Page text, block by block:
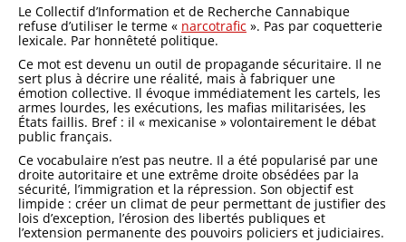
Le Collectif d’Information et de Recherche Cannabique
refuse d’utiliser le terme « narcotrafic ». Pas par coquetterie
lexicale. Par honnêteté politique.
Ce mot est devenu un outil de propagande sécuritaire. Il ne
sert plus à décrire une réalité, mais à fabriquer une
émotion collective. Il évoque immédiatement les cartels, les
armes lourdes, les exécutions, les mafias militarisées, les
États faillis. Bref : il « mexicanise » volontairement le débat
public français.
Ce vocabulaire n’est pas neutre. Il a été popularisé par une
droite autoritaire et une extrême droite obsédées par la
sécurité, l’immigration et la répression. Son objectif est
limpide : créer un climat de peur permettant de justifier des
lois d’exception, l’érosion des libertés publiques et
l’extension permanente des pouvoirs policiers et judiciaires.